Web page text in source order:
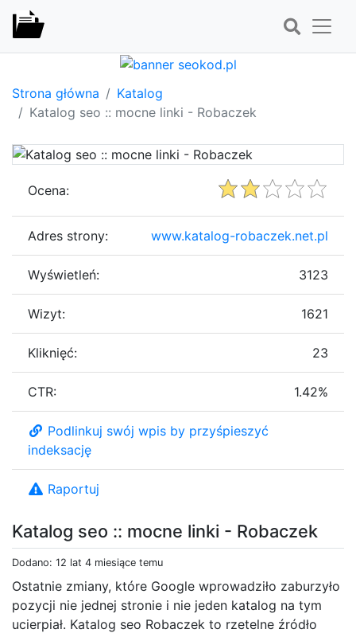
Strona główna
Katalog
Katalog seo :: mocne linki - Robaczek
Katalog seo :: mocne linki - Robaczek
Dodano: 12 lat 4 miesiące temu
Ostatnie zmiany, które Google wprowadziło zaburzyło
pozycji nie jednej stronie i nie jeden katalog na tym
ucierpiał. Katalog seo Robaczek to rzetelne źródło
Ocena:
Adres strony: www.katalog-robaczek.net.pl
Wyświetleń: 3123
Wizyt: 1621
Kliknięć: 23
CTR: 1.42%
Podlinkuj swój wpis by przyśpieszyć
indeksację
Raportuj